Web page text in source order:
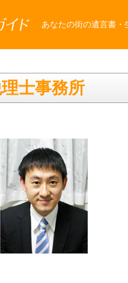
あなたの街の遺言書・
士事務所